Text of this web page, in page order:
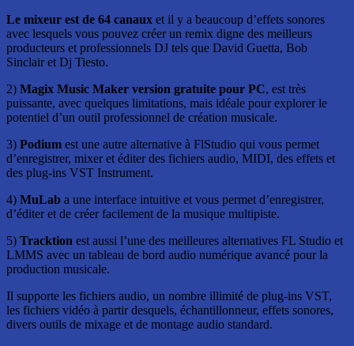
Le mixeur est de 64 canaux et il y a beaucoup d’effets sonores
avec lesquels vous pouvez créer un remix digne des meilleurs
producteurs et professionnels DJ tels que David Guetta, Bob
Sinclair et Dj Tiesto.
2) Magix Music Maker version gratuite pour PC, est très
puissante, avec quelques limitations, mais idéale pour explorer le
potentiel d’un outil professionnel de création musicale.
3) Podium est une autre alternative à FlStudio qui vous permet
d’enregistrer, mixer et éditer des fichiers audio, MIDI, des effets et
des plug-ins VST Instrument.
4) MuLab a une interface intuitive et vous permet d’enregistrer,
d’éditer et de créer facilement de la musique multipiste.
5) Tracktion est aussi l’une des meilleures alternatives FL Studio et
LMMS avec un tableau de bord audio numérique avancé pour la
production musicale.
Il supporte les fichiers audio, un nombre illimité de plug-ins VST,
les fichiers vidéo à partir desquels, échantillonneur, effets sonores,
divers outils de mixage et de montage audio standard.